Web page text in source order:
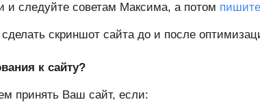
и следуйте советам Максима, а потом пишите
скриншот сайта до и после
к сайту?
принять Ваш сайт, если: